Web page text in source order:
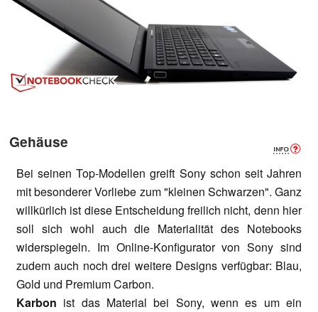
Gehäuse
Bei seinen Top-Modellen greift Sony schon seit Jahren
mit besonderer Vorliebe zum "kleinen Schwarzen". Ganz
willkürlich ist diese Entscheidung freilich nicht, denn hier
soll sich wohl auch die Materialität des Notebooks
widerspiegeln. Im Online-Konfigurator von Sony sind
zudem auch noch drei weitere Designs verfügbar: Blau,
Gold und Premium Carbon.
Karbon ist das Material bei Sony, wenn es um ein